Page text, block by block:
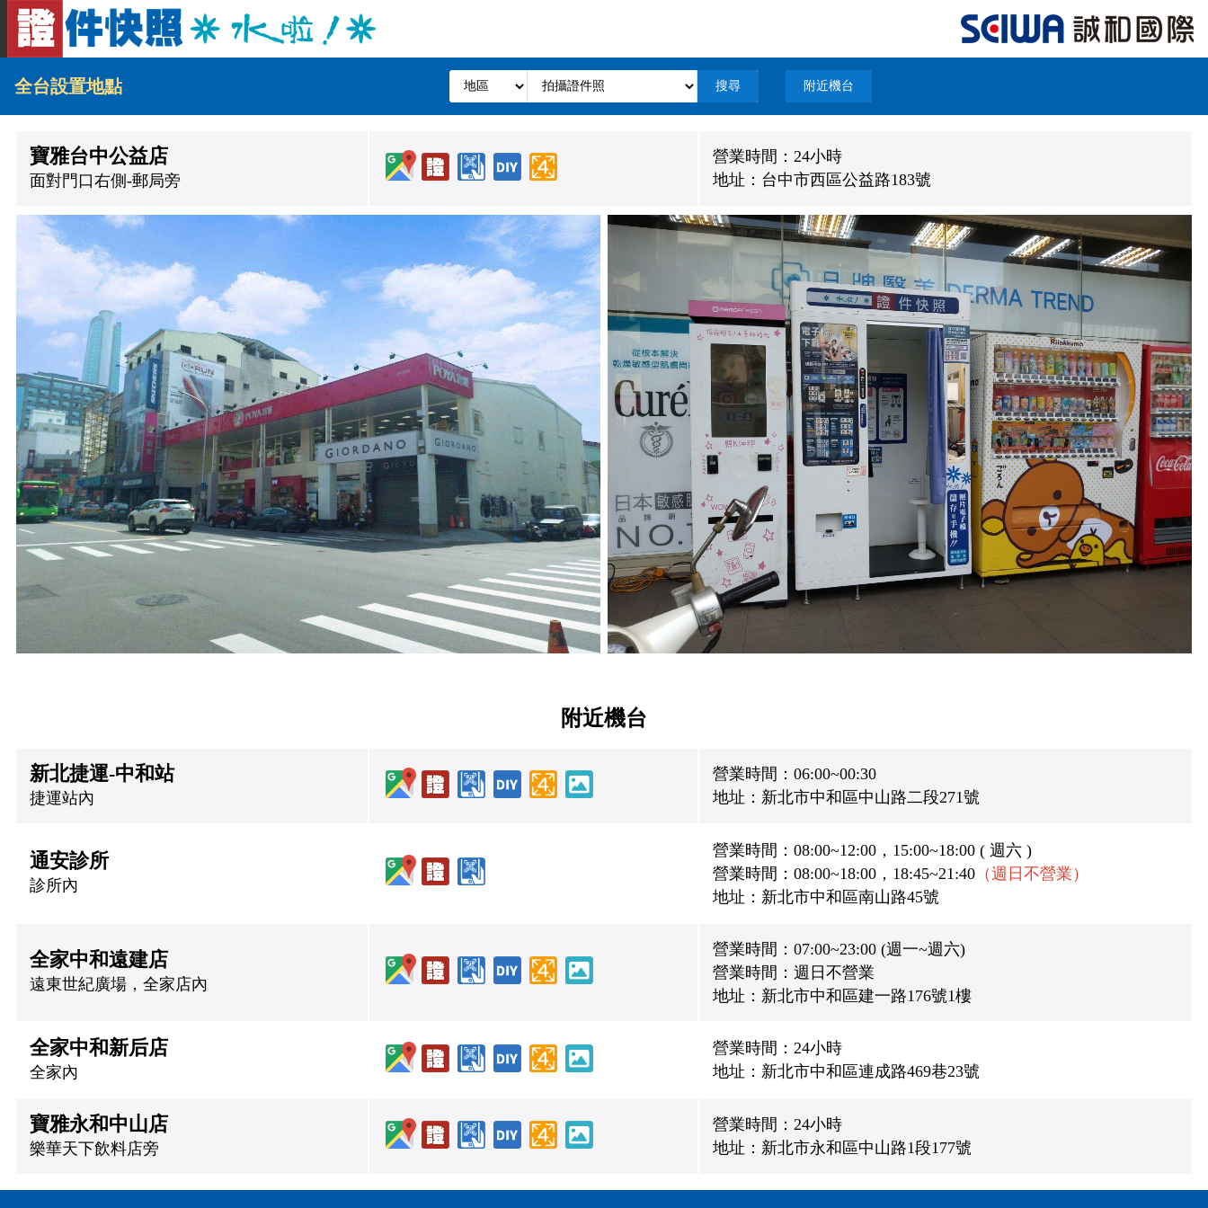
全台設置地點 搜尋 附近機台
寶雅台中公益店
面對門口右側-郵局旁
營業時間：24小時
地址：台中市西區公益路183號
附近機台
新北捷運-中和站
捷運站內
營業時間：06:00~00:30
地址：新北市中和區中山路二段271號
通安診所
診所內
營業時間：08:00~12:00，15:00~18:00 ( 週六 )
營業時間：08:00~18:00，18:45~21:40 （週日不營業）
地址：新北市中和區南山路45號
全家中和遠建店
遠東世紀廣場，全家店內
營業時間：07:00~23:00 (週一~週六)
營業時間：週日不營業
地址：新北市中和區建一路176號1樓
全家中和新后店
全家內
營業時間：24小時
地址：新北市中和區連成路469巷23號
寶雅永和中山店
樂華天下飲料店旁
營業時間：24小時
地址：新北市永和區中山路1段177號